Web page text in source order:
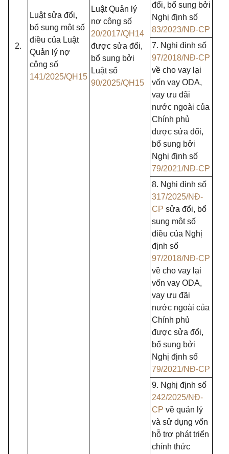
2.
Luật sửa đổi,
bổ sung một số
điều của Luật
Quản lý nợ
công số
141/2025/QH15
Luật Quản lý
nợ công số
20/2017/QH14
được sửa đổi,
bổ sung bởi
Luật số
90/2025/QH15
đổi, bổ sung bởi
Nghị định số
83/2023/NĐ-CP
7. Nghị định số
97/2018/NĐ-CP
về cho vay lại
vốn vay ODA,
vay ưu đãi
nước ngoài của
Chính phủ
được sửa đổi,
bổ sung bởi
Nghị định số
79/2021/NĐ-CP
8. Nghị định số
317/2025/NĐ-
CP sửa đổi, bổ
sung một số
điều của Nghị
định số
97/2018/NĐ-CP
về cho vay lại
vốn vay ODA,
vay ưu đãi
nước ngoài của
Chính phủ
được sửa đổi,
bổ sung bởi
Nghị định số
79/2021/NĐ-CP
9. Nghị định số
242/2025/NĐ-
CP về quản lý
và sử dụng vốn
hỗ trợ phát triển
chính thức